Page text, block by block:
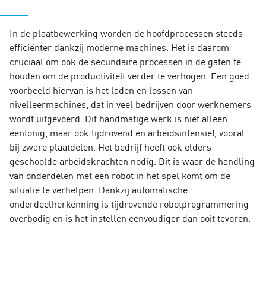
In de plaatbewerking worden de hoofdprocessen steeds
efficiënter dankzij moderne machines. Het is daarom
cruciaal om ook de secundaire processen in de gaten te
houden om de productiviteit verder te verhogen. Een goed
voorbeeld hiervan is het laden en lossen van
nivelleermachines, dat in veel bedrijven door werknemers
wordt uitgevoerd. Dit handmatige werk is niet alleen
eentonig, maar ook tijdrovend en arbeidsintensief, vooral
bij zware plaatdelen. Het bedrijf heeft ook elders
geschoolde arbeidskrachten nodig. Dit is waar de handling
van onderdelen met een robot in het spel komt om de
situatie te verhelpen. Dankzij automatische
onderdeelherkenning is tijdrovende robotprogrammering
overbodig en is het instellen eenvoudiger dan ooit tevoren.